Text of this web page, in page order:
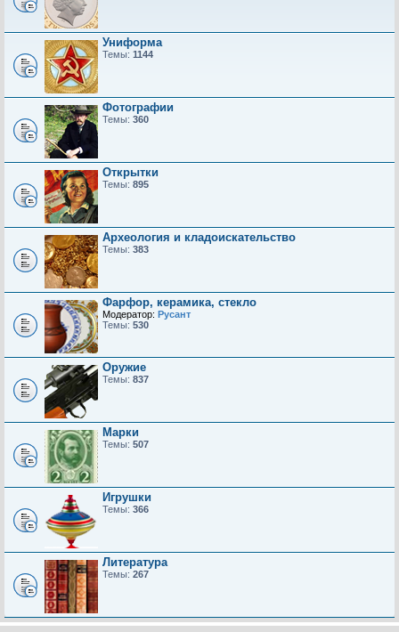
Униформа
Темы: 1144
Фотографии
Темы: 360
Открытки
Темы: 895
Археология и кладоискательство
Темы: 383
Фарфор, керамика, стекло
Модератор: Русант
Темы: 530
Оружие
Темы: 837
Марки
Темы: 507
Игрушки
Темы: 366
Литература
Темы: 267